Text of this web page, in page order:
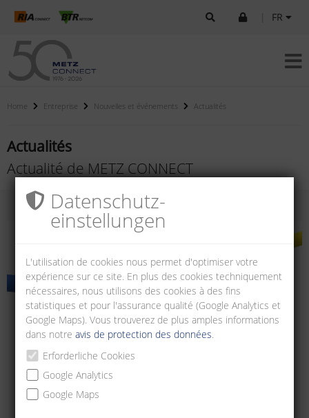
FR
Home Entreprise Nouvelles et événements Actualités
Actualités
Actualité de METZ CONNECT
Datenschutz­
einstellungen
L'utilisation de cookies nous permet d'optimiser votre
expérience sur ce site. En plus des cookies techniquement
nécessaires, nous utilisons des cookies à des fins
statistiques et pour l'assurance qualité (Google Analytics et
Google Maps). Vous trouverez de plus amples informations
dans notreavis de protection des données.
Erforderliche Cookies
Google Analytics
Google Maps